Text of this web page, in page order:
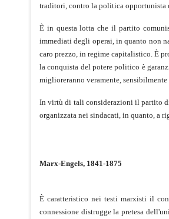
traditori, contro la politica opportunista
È in questa lotta che il partito
immediati degli operai, in quanto non
caro prezzo, in regime capitalistico. È
la conquista del potere politico è
miglioreranno veramente,
In virtù di tali considerazioni il partito di
organizzata nei sindacati, in quanto, a
Marx-Engels, 1841-1875
È caratteristico nei testi marxisti il
connessione distrugge la pretesa